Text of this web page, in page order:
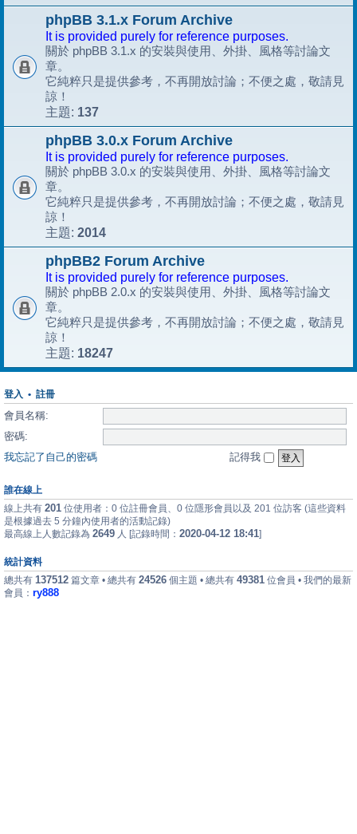
phpBB 3.1.x Forum Archive
It is provided purely for reference purposes.
關於 phpBB 3.1.x 的安裝與使用、外掛、風格等討論文
章。
它純粹只是提供參考，不再開放討論；不便之處，敬請見
諒！
主題: 137
phpBB 3.0.x Forum Archive
It is provided purely for reference purposes.
關於 phpBB 3.0.x 的安裝與使用、外掛、風格等討論文
章。
它純粹只是提供參考，不再開放討論；不便之處，敬請見
諒！
主題: 2014
phpBB2 Forum Archive
It is provided purely for reference purposes.
關於 phpBB 2.0.x 的安裝與使用、外掛、風格等討論文
章。
它純粹只是提供參考，不再開放討論；不便之處，敬請見
諒！
主題: 18247
登入 • 註冊
會員名稱:
密碼:
我忘記了自己的密碼
記得我
誰在線上
線上共有 201 位使用者：0 位註冊會員、0 位隱形會員以及 201 位訪客 (這些資料
是根據過去 5 分鐘內使用者的活動記錄)
最高線上人數記錄為 2649 人 [記錄時間： 2020-04-12 18:41]
統計資料
總共有 137512 篇文章 • 總共有 24526 個主題 • 總共有 49381 位會員 • 我們的最新
會員： ry888